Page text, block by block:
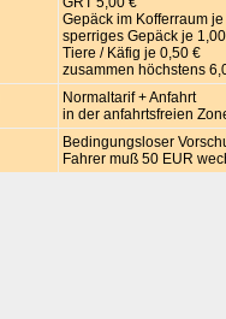
Gepäck im Kofferraum
sperriges Gepäck je
Tiere / Käfig je 0,50 €
zusammen höchstens
Normaltarif + Anfahrt
in der anfahrtsfreien
Bedingungsloser
Fahrer muß 50 EUR